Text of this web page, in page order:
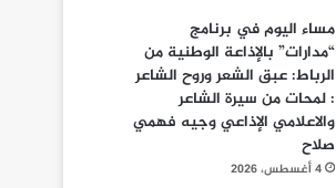
مساء اليوم في برنامج
“مدارات” بالإذاعة الوطنية من
الرباط: عبق الشعر وروح الشاعر
: لمحات من سيرة الشاعر
والاعلامي الإذاعي وجيه فهمي
صلاح
4 أغسطس، 2026